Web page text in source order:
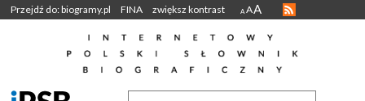
Przejdź do: biogramy.pl FINA zwiększ kontrast A AA